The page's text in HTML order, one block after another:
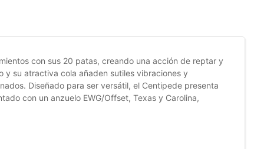
con sus 20 patas, creando una acción de reptar y
y su atractiva cola añaden sutiles vibraciones y
Diseñado para ser versátil, el Centipede presenta
con un anzuelo EWG/Offset, Texas y Carolina,